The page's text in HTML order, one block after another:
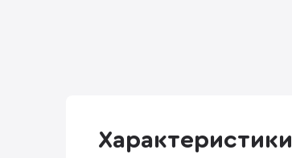
Характеристики